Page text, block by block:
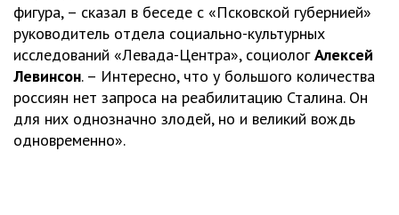
фигура, – сказал в беседе с «Псковской губернией»
руководитель отдела социально-культурных
исследований «Левада-Центра», социологАлексей
Левинсон. – Интересно, что у большого количества
россиян нет запроса на реабилитацию Сталина. Он
для них однозначно злодей, но и великий вождь
одновременно».